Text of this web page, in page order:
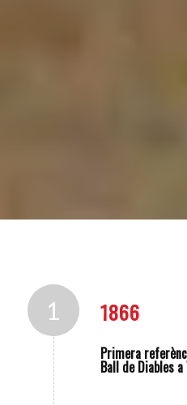
1866
1
Primera
Ball de Diables